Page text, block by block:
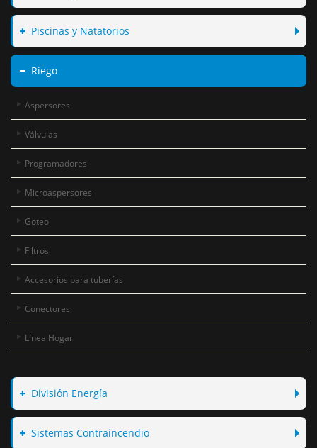
Piscinas y Natatorios
Riego
Aspersores
Válvulas
Programadores
Microaspersores
Goteo
Filtros
Accesorios para tuberías
Conectores
Línea Hogar
División Energía
Sistemas Contraincendio